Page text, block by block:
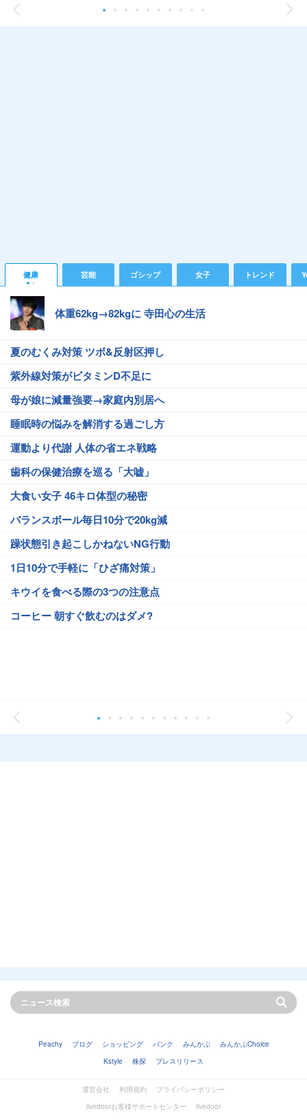
健康 芸能 ゴシップ 女子 トレンド
体重62kg→82kgに 寺田心の生活
夏のむくみ対策 ツボ&反射区押し
紫外線対策がビタミンD不足に
母が娘に減量強要→家庭内別居へ
睡眠時の悩みを解消する過ごし方
運動より代謝 人体の省エネ戦略
歯科の保健治療を巡る「大嘘」
大食い女子 46キロ体型の秘密
バランスボール毎日10分で20kg減
躁状態引き起こしかねないNG行動
1日10分で手軽に「ひざ痛対策」
キウイを食べる際の3つの注意点
コーヒー 朝すぐ飲むのはダメ?
Peachy ブログ ショッピング バンク みんかぶ
みんかぶChoice
Kstyle
株探 プレスリリース
運営会社 利用規約
プライバシーポリシー
livedoorお客様サポートセンター
livedoor